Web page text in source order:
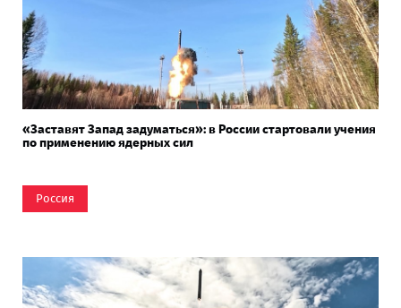
О
нас
«Заставят Запад задуматься»: в России стартовали учения
по применению ядерных сил
Россия